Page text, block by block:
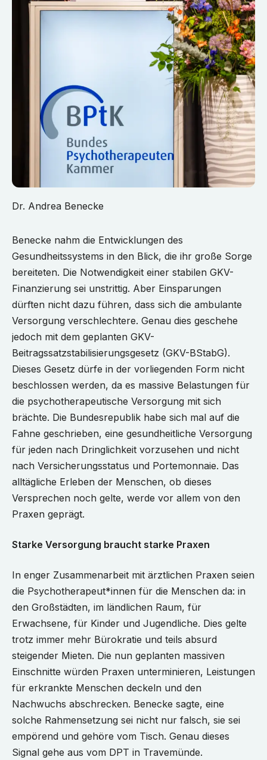
Dr. Andrea Benecke
Benecke nahm die Entwicklungen des
Gesundheitssystems in den Blick, die ihr große Sorge
bereiteten. Die Notwendigkeit einer stabilen GKV-
Finanzierung sei unstrittig. Aber Einsparungen
dürften nicht dazu führen, dass sich die ambulante
Versorgung verschlechtere. Genau dies geschehe
jedoch mit dem geplanten GKV-
Beitragssatzstabilisierungsgesetz (GKV-BStabG).
Dieses Gesetz dürfe in der vorliegenden Form nicht
beschlossen werden, da es massive Belastungen für
die psychotherapeutische Versorgung mit sich
brächte. Die Bundesrepublik habe sich mal auf die
Fahne geschrieben, eine gesundheitliche Versorgung
für jeden nach Dringlichkeit vorzusehen und nicht
nach Versicherungsstatus und Portemonnaie. Das
alltägliche Erleben der Menschen, ob dieses
Versprechen noch gelte, werde vor allem von den
Praxen geprägt.
Starke Versorgung braucht starke Praxen
In enger Zusammenarbeit mit ärztlichen Praxen seien
die Psychotherapeut*innen für die Menschen da: in
den Großstädten, im ländlichen Raum, für
Erwachsene, für Kinder und Jugendliche. Dies gelte
trotz immer mehr Bürokratie und teils absurd
steigender Mieten. Die nun geplanten massiven
Einschnitte würden Praxen unterminieren, Leistungen
für erkrankte Menschen deckeln und den
Nachwuchs abschrecken. Benecke sagte, eine
solche Rahmensetzung sei nicht nur falsch, sie sei
empörend und gehöre vom Tisch. Genau dieses
Signal gehe aus vom DPT in Travemünde.